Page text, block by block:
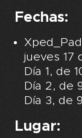
Fechas:
jueves 17
Día 1, de
Día 2, de
Día 3, de
Lugar: